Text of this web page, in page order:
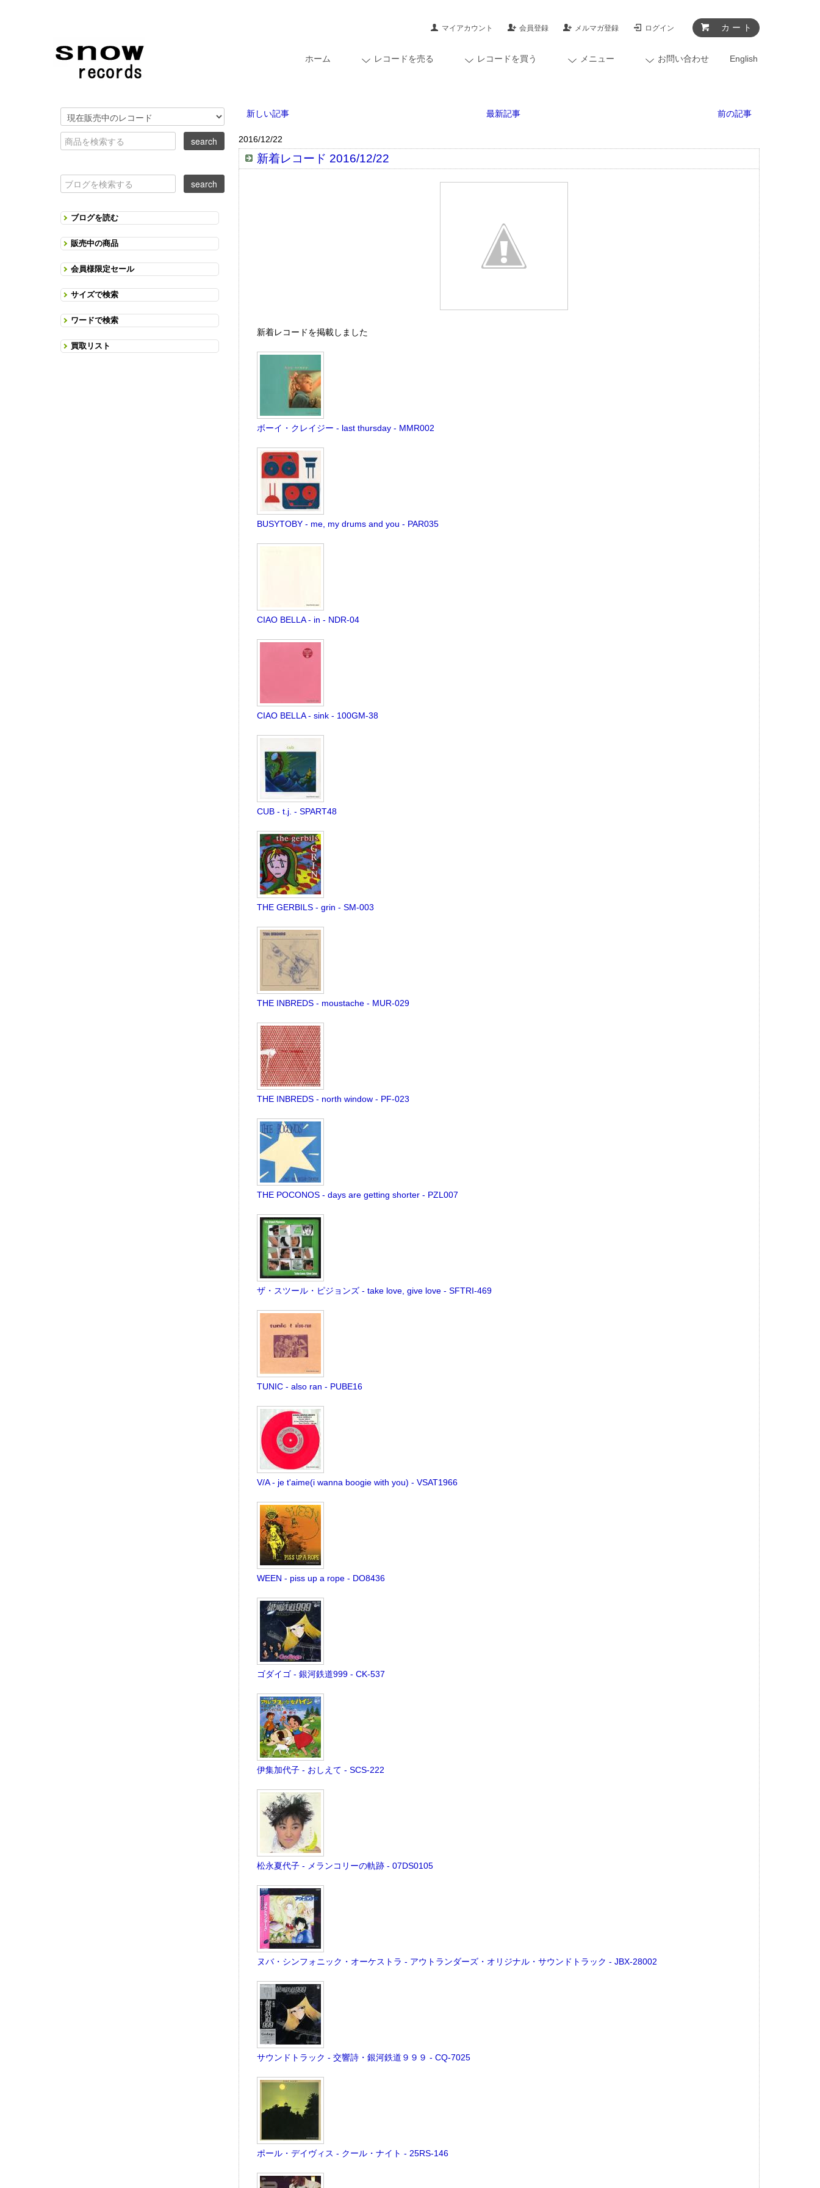
カ ー ト
マイアカウント 会員登録 メルマガ登録 ログイン
ホーム レコードを売る レコードを買う メニュー お問い合わせ English
新しい記事 最新記事 前の記事
2016/12/22
新着レコード 2016/12/22
新着レコードを掲載しました
ボーイ・クレイジー - last thursday - MMR002
BUSYTOBY - me, my drums and you - PAR035
CIAO BELLA - in - NDR-04
CIAO BELLA - sink - 100GM-38
CUB - t.j. - SPART48
THE GERBILS - grin - SM-003
THE INBREDS - moustache - MUR-029
THE INBREDS - north window - PF-023
THE POCONOS - days are getting shorter - PZL007
ザ・スツール・ピジョンズ - take love, give love - SFTRI-469
TUNIC - also ran - PUBE16
V/A - je t'aime(i wanna boogie with you) - VSAT1966
WEEN - piss up a rope - DO8436
ゴダイゴ - 銀河鉄道999 - CK-537
伊集加代子 - おしえて - SCS-222
松永夏代子 - メランコリーの軌跡 - 07DS0105
ヌバ・シンフォニック・オーケストラ - アウトランダーズ・オリジナル・サウンドトラック - JBX-28002
サウンドトラック - 交響詩・銀河鉄道９９９ - CQ-7025
ポール・デイヴィス - クール・ナイト - 25RS-146
ブログを読む
販売中の商品
会員様限定セール
サイズで検索
ワードで検索
買取リスト